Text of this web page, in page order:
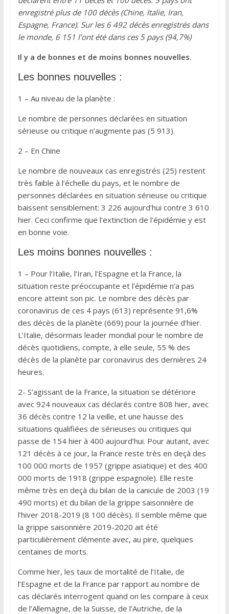
enregistré plus de 100 décès (Chine, Italie, Iran,
Espagne, France). Sur les 6 492 décès enregistrés dans
le monde, 6 151 l’ont été dans ces 5 pays (94,7%)
Il y a de bonnes et de moins bonnes nouvelles.
Les bonnes nouvelles :
1 – Au niveau de la planète :
Le nombre de personnes déclarées en situation
sérieuse ou critique n’augmente pas (5 913).
2 – En Chine
Le nombre de nouveaux cas enregistrés (25) restent
très faible à l’échelle du pays, et le nombre de
personnes déclarées en situation sérieuse ou critique
baissent sensiblement: 3 226 aujourd’hui contre 3 610
hier. Ceci confirme que l’extinction de l’épidémie y est
en bonne voie.
Les moins bonnes nouvelles :
1 – Pour l’Italie, l’Iran, l’Espagne et la France, la
situation reste préoccupante et l’épidémie n’a pas
encore atteint son pic. Le nombre des décès par
coronavirus de ces 4 pays (613) représente 91,6%
des décès de la planète (669) pour la journée d’hier.
L’Italie, désormais leader mondial pour le nombre de
décès quotidiens, compte, à elle seule, 55 % des
décès de la planète par coronavirus des dernières 24
heures.
2- S’agissant de la France, la situation se détériore
avec 924 nouveaux cas déclarés contre 808 hier, avec
36 décès contre 12 la veille, et une hausse des
situations qualifiées de sérieuses ou critiques qui
passe de 154 hier à 400 aujourd’hui. Pour autant, avec
121 décès à ce jour, la France reste très en deçà des
100 000 morts de 1957 (grippe asiatique) et des 400
000 morts de 1918 (grippe espagnole). Elle reste
même très en deçà du bilan de la canicule de 2003 (19
490 morts) et du bilan de la grippe saisonnière de
l’hiver 2018-2019 (8 100 décès). Il semble même que
la grippe saisonnière 2019-2020 ait été
particulièrement clémente avec, au pire, quelques
centaines de morts.
Comme hier, les taux de mortalité de l’Italie, de
l’Espagne et de la France par rapport au nombre de
cas déclarés interrogent quand on les compare à ceux
de l’Allemagne, de la Suisse, de l’Autriche, de la